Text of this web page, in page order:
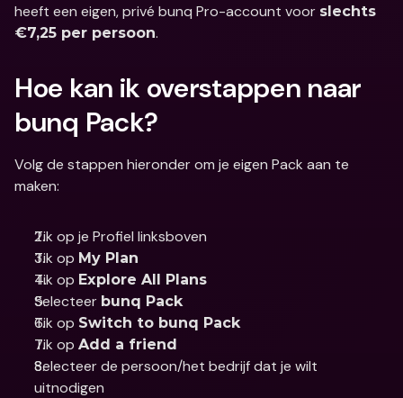
heeft een eigen, privé bunq Pro-account voor slechts
€7,25 per persoon.
Hoe kan ik overstappen naar
bunq Pack?
Volg de stappen hieronder om je eigen Pack aan te
maken:
Tik op je Profiel linksboven
Tik op My Plan
Tik op Explore All Plans
Selecteer bunq Pack
Tik op Switch to bunq Pack
Tik op Add a friend
Selecteer de persoon/het bedrijf dat je wilt
uitnodigen